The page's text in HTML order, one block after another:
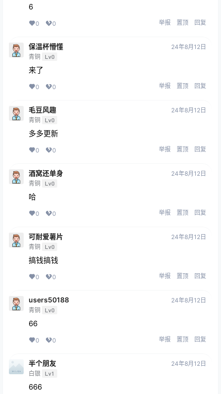
6
0 0 举报 置顶 回复
保温杯懵懂
青铜 Lv0
24年8月12日
来了
0 0 举报 置顶 回复
毛豆风趣
青铜 Lv0
24年8月12日
多多更新
0 0 举报 置顶 回复
酒窝还单身
青铜 Lv0
24年8月12日
哈
0 0 举报 置顶 回复
可耐爱薯片
青铜 Lv0
24年8月12日
搞钱搞钱
0 0 举报 置顶 回复
users50188
青铜 Lv0
24年8月12日
66
0 0 举报 置顶 回复
半个朋友
白银 Lv1
24年8月12日
666